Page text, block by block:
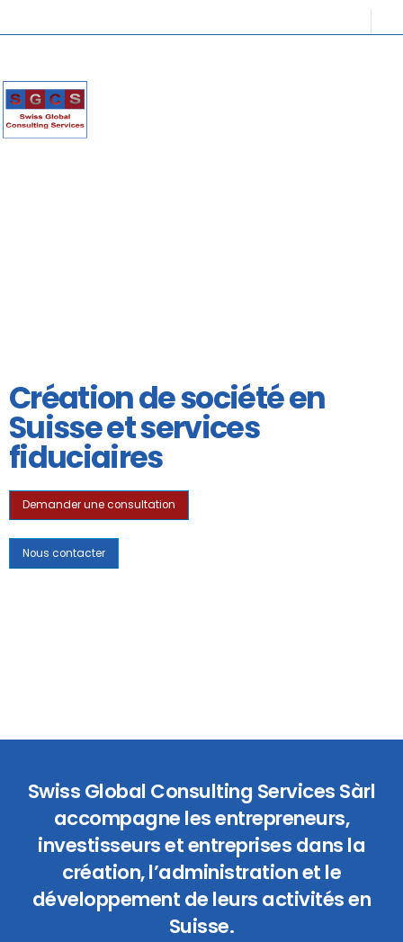
Création de société en
Suisse et services
fiduciaires
Demander une consultation
Nous contacter
Swiss Global Consulting Services Sàrl
accompagne les entrepreneurs,
investisseurs et entreprises dans la
création, l’administration et le
développement de leurs activités en
Suisse.